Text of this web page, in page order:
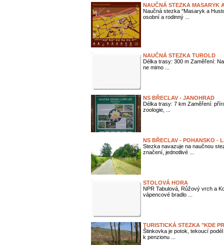
NAUČNÁ STEZKA MASARYK
Naučná stezka "Masaryk a
osobní a rodinný ...
NAUČNÁ STEZKA TUROLD
Délka trasy: 300 m Zaměření:
ne mimo ...
NS BŘECLAV - JANOHRAD
Délka trasy: 7 km Zaměření:
zoologie, ...
NS BŘECLAV - POHANSKO -
Stezka navazuje na naučnou
značení, jednotlivé ...
STOLOVÁ HORA
NPR Tabulová, Růžový vrch a
vápencové bradlo ...
TURISTICKÁ STEZKA "KDE
Štinkovka je potok, tekoucí
k penzionu ...